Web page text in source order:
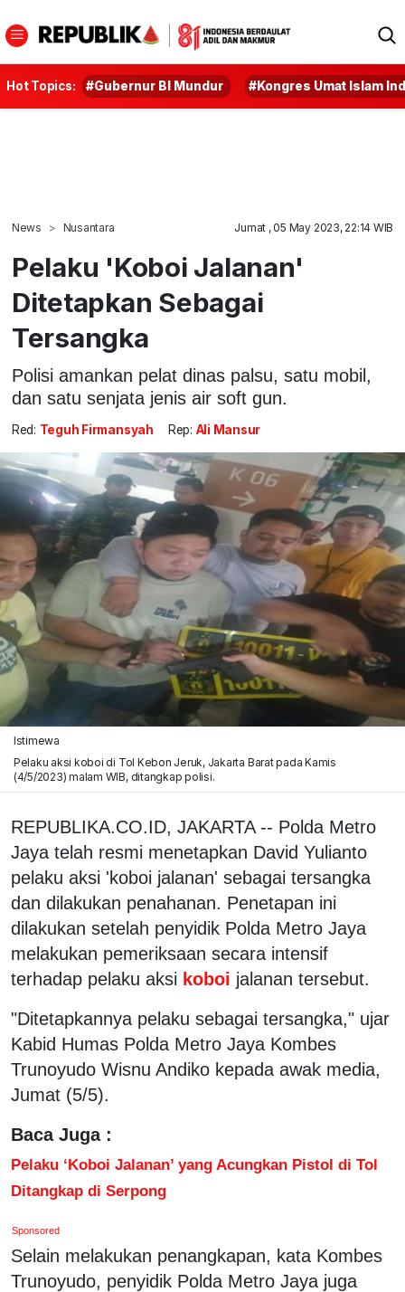
Hot Topics: #Gubernur BI Mundur #Kongres Umat Islam
News Nusantara Jumat , 05 May 2023, 22:14 WIB
Pelaku 'Koboi Jalanan'
Ditetapkan Sebagai
Tersangka
Polisi amankan pelat dinas palsu, satu mobil,
dan satu senjata jenis air soft gun.
Red: Teguh Firmansyah Rep: Ali Mansur
Istimewa
Pelaku aksi koboi di Tol Kebon Jeruk, Jakarta Barat pada Kamis
(4/5/2023) malam WIB, ditangkap polisi.
REPUBLIKA.CO.ID, JAKARTA -- Polda Metro
Jaya telah resmi menetapkan David Yulianto
pelaku aksi 'koboi jalanan' sebagai tersangka
dan dilakukan penahanan. Penetapan ini
dilakukan setelah penyidik Polda Metro Jaya
melakukan pemeriksaan secara intensif
terhadap pelaku aksi koboi jalanan tersebut.
"Ditetapkannya pelaku sebagai tersangka," ujar
Kabid Humas Polda Metro Jaya Kombes
Trunoyudo Wisnu Andiko kepada awak media,
Jumat (5/5).
Baca Juga :
Pelaku ‘Koboi Jalanan’ yang Acungkan Pistol di Tol
Ditangkap di Serpong
Sponsored
Selain melakukan penangkapan, kata Kombes
Trunoyudo, penyidik Polda Metro Jaya juga